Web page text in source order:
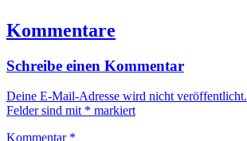
Kommentare
Schreibe einen Kommentar
Deine E-Mail-Adresse wird nicht veröffentlicht.
Felder sind mit * markiert
Kommentar *